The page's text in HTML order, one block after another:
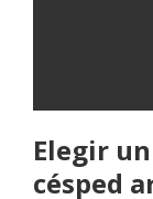
Elegir
césped